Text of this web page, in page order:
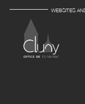
WEBSITES